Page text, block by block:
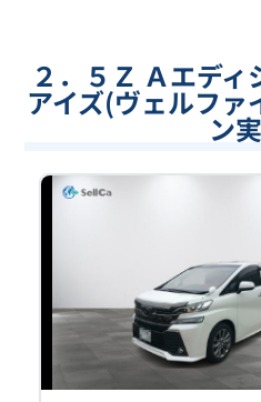
２．５Ｚ Ａエデ
アイズ(ヴェルファ
ン